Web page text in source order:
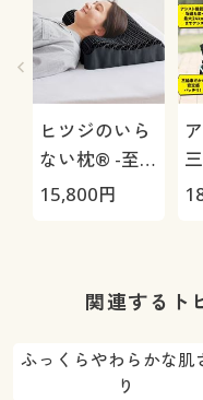
ヒツジのいら
ない枕® -至
極-
15,800円
関連するト
ふっくらやわらかな肌
り